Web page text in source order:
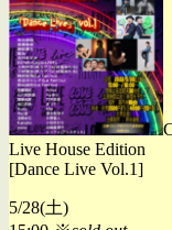
Live House Edition
[Dance Live Vol.1]
5/28(土)